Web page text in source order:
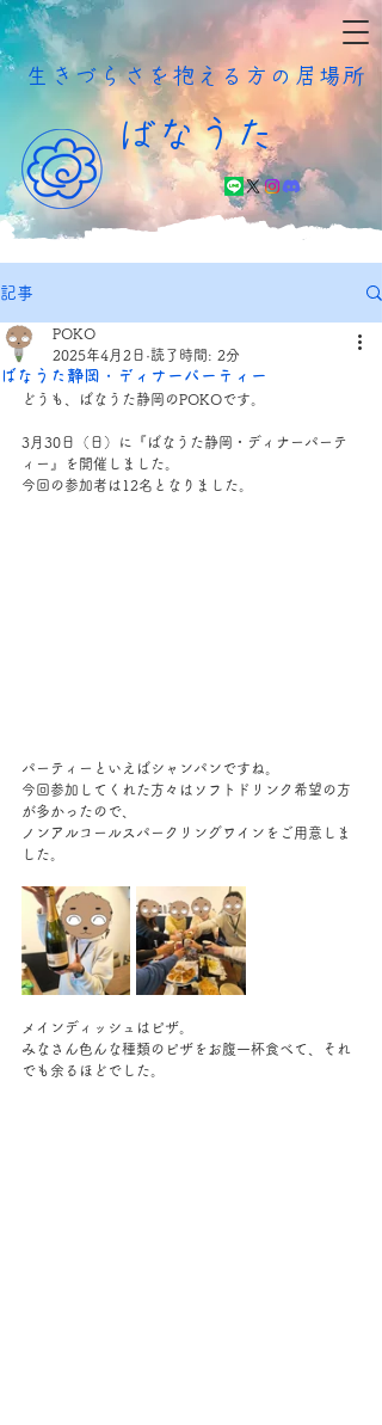
​生きづらさを抱える方の居場所
ばなうた
記事
ばなうた静岡・ディナーパーティー
POKO
2025年4月2日 読了時間: 2分
どうも、ばなうた静岡のPOKOです。
3月30日（日）に『ばなうた静岡・ディナーパーテ
ィー』を開催しました。
今回の参加者は12名となりました。
パーティーといえばシャンパンですね。
今回参加してくれた方々はソフトドリンク希望の方
が多かったので、
ノンアルコールスパークリングワインをご用意しま
した。
メインディッシュはピザ。
みなさん色んな種類のピザをお腹一杯食べて、それ
でも余るほどでした。